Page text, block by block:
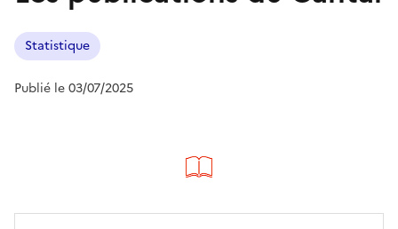
Statistique
Publié le 03/07/2025